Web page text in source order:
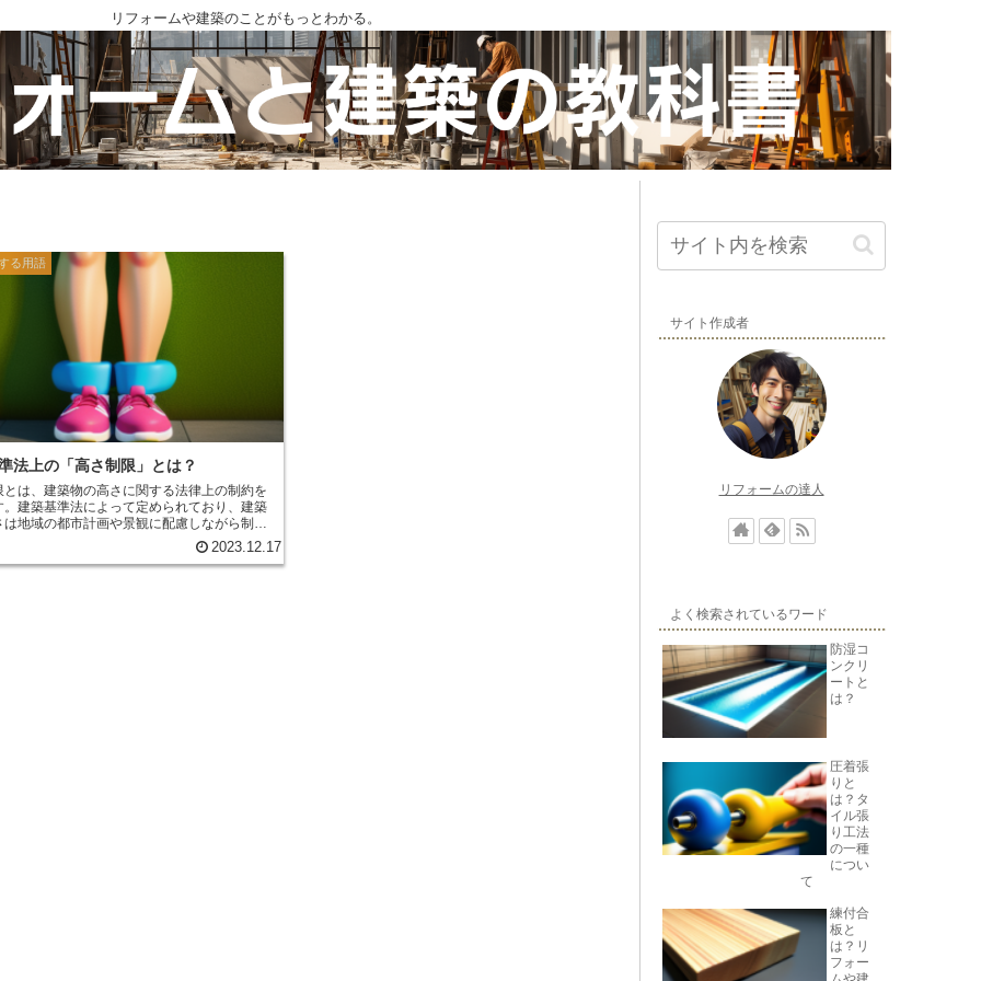
リフォームや建築のことがもっとわかる。
る用語
法上の「高さ制限」とは？
とは、建築物の高さに関する法律上の制約を
。建築基準法によって定められており、建築
は地域の都市計画や景観に配慮しながら制限
するようにするために重要です。例えば、低
地域では、建物の高さが周囲の住宅と調和す
2023.12.17
サイト作成者
リフォームの達人
よく検索されているワード
防湿コ
ンクリ
ートと
は？
圧着張
りと
は？タ
イル張
り工法
の一種
につい
て
練付合
板と
は？リ
フォー